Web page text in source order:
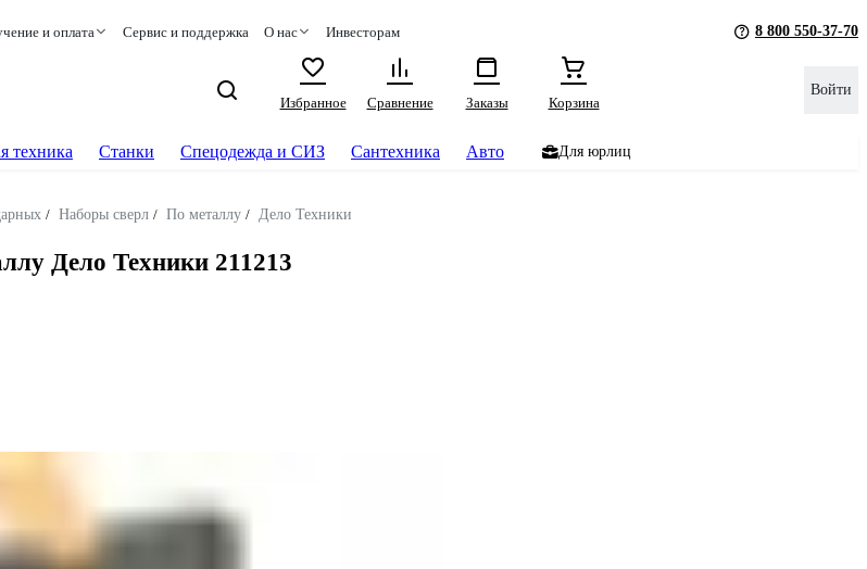
и оплата Сервис и поддержка О нас Инвесторам 8 800 550-37-70
Избранное
Сравнение Заказы Корзина
Войти
техника Станки Спецодежда и СИЗ Сантехника Авто Для юрлиц
/ Наборы сверл / По металлу / Дело Техники
Дело Техники 211213